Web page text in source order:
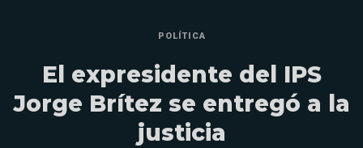
POLÍTICA
El expresidente del IPS
Jorge Brítez se entregó a la
justicia